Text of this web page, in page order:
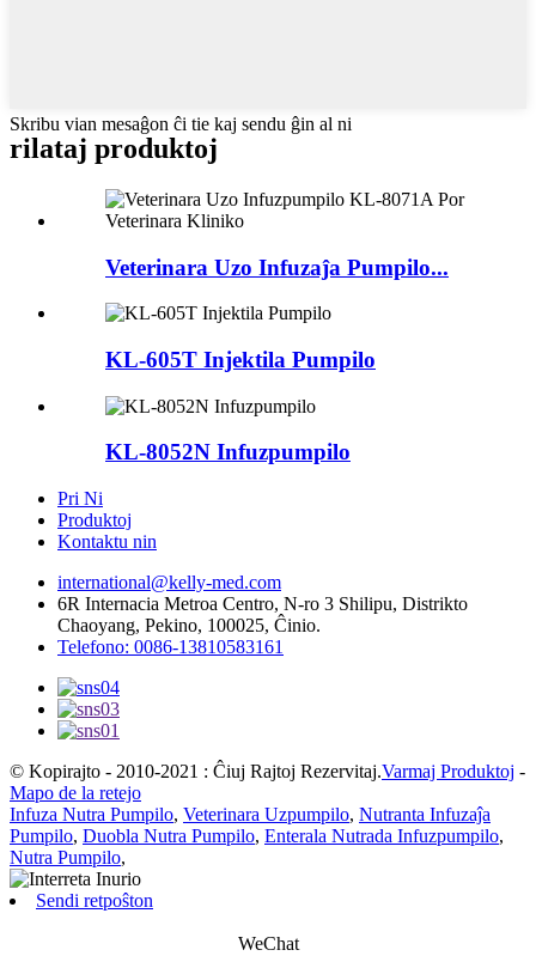
Skribu vian mesaĝon ĉi tie kaj sendu ĝin al ni
rilataj produktoj
Veterinara Uzo Infuzaĵa Pumpilo...
KL-605T Injektila Pumpilo
KL-8052N Infuzpumpilo
Pri Ni
Produktoj
Kontaktu nin
international@kelly-med.com
6R Internacia Metroa Centro, N-ro 3 Shilipu, Distrikto
Chaoyang, Pekino, 100025, Ĉinio.
Telefono: 0086-13810583161
© Kopirajto - 2010-2021 : Ĉiuj Rajtoj Rezervitaj.Varmaj Produktoj -
Mapo de la retejo
Infuza Nutra Pumpilo, Veterinara Uzpumpilo, Nutranta Infuzaĵa
Pumpilo, Duobla Nutra Pumpilo, Enterala Nutrada Infuzpumpilo,
Nutra Pumpilo,
Sendi retpoŝton
WeChat